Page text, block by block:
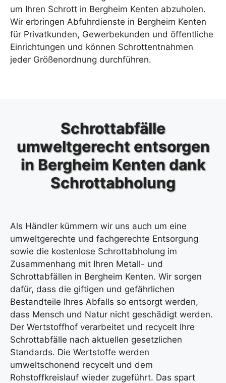
um Ihren Schrott in Bergheim Kenten abzuholen.
Wir erbringen Abfuhrdienste in Bergheim Kenten
für Privatkunden, Gewerbekunden und öffentliche
Einrichtungen und können Schrottentnahmen
jeder Größenordnung durchführen.
Schrottabfälle
umweltgerecht entsorgen
in Bergheim Kenten dank
Schrottabholung
Als Händler kümmern wir uns auch um eine
umweltgerechte und fachgerechte Entsorgung
sowie die kostenlose Schrottabholung im
Zusammenhang mit Ihren Metall- und
Schrottabfällen in Bergheim Kenten. Wir sorgen
dafür, dass die giftigen und gefährlichen
Bestandteile Ihres Abfalls so entsorgt werden,
dass Mensch und Natur nicht geschädigt werden.
Der Wertstoffhof verarbeitet und recycelt Ihre
Schrottabfälle nach aktuellen gesetzlichen
Standards. Die Wertstoffe werden
umweltschonend recycelt und dem
Rohstoffkreislauf wieder zugeführt. Das spart